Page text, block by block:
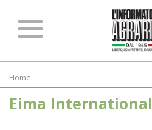
Home
Eima International